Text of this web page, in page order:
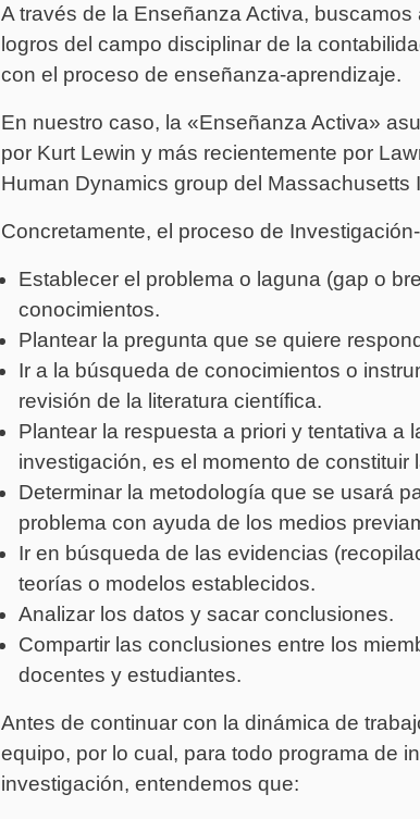
A través de la Enseñanza Activa,
logros del campo disciplinar de la
con el proceso de enseñanza-aprendizaje.
En nuestro caso, la «Enseñanza Activa»
por Kurt Lewin y más recientemente por
Human Dynamics group del Massachusetts
Concretamente, el proceso de
Establecer el problema o laguna (gap o
conocimientos.
Plantear la pregunta que se quiere
Ir a la búsqueda de conocimientos o
revisión de la literatura científica.
Plantear la respuesta a priori y tentativa a
investigación, es el momento de constituir
Determinar la metodología que se usará
problema con ayuda de los medios
Ir en búsqueda de las evidencias
teorías o modelos establecidos.
Analizar los datos y sacar conclusiones.
Compartir las conclusiones entre los
docentes y estudiantes.
Antes de continuar con la dinámica de
equipo, por lo cual, para todo programa de
investigación, entendemos que: